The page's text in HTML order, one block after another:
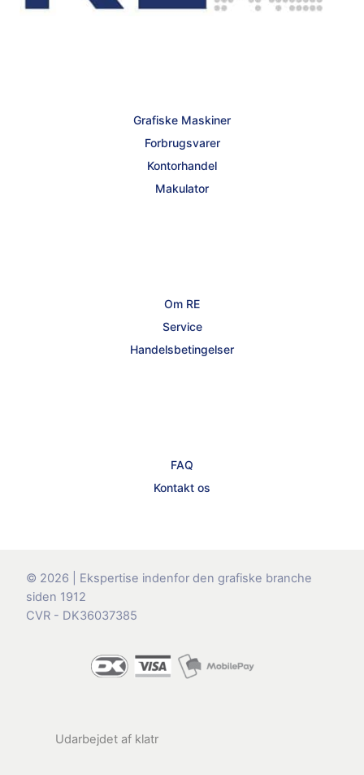
Grafiske Maskiner
Forbrugsvarer
Kontorhandel
Makulator
Om RE
Service
Handelsbetingelser
FAQ
Kontakt os
© 2026 | Ekspertise indenfor den grafiske branche
siden 1912
CVR - DK36037385
Udarbejdet af klatr